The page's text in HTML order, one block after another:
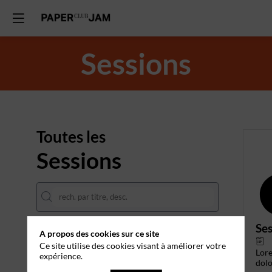
Sessions
Toutes les
Sessions
DATES
THÈMATIQUES
A propos des cookies sur ce site
Ce site utilise des cookies visant à améliorer votre
expérience.